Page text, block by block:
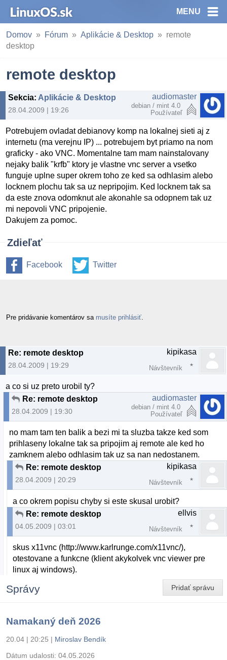
MENU
Domov Fórum Aplikácie & Desktop
remote
desktop
remote desktop
Sekcia: Aplikácie & Desktop
28.04.2009 | 19:26
audiomaster
debian / mint 4.0
Používateľ
Potrebujem ovladat debianovy komp na lokalnej sieti aj z
internetu (ma verejnu IP) ... potrebujem byt priamo na nom
graficky - ako VNC. Momentalne tam mam nainstalovany
nejaky balik "krfb" ktory je vlastne vnc server a vsetko
funguje uplne super okrem toho ze ked sa odhlasim alebo
locknem plochu tak sa uz nepripojim. Ked locknem tak sa
da este znova odomknut ale akonahle sa odopnem tak uz
mi nepovoli VNC pripojenie.
Dakujem za pomoc.
Zdieľať
Facebook Twitter
Pre pridávanie komentárov sa musíte prihlásiť
Re: remote desktop
28.04.2009 | 19:29
kipikasa
Návštevník
a co si uz preto urobil ty?
Re: remote desktop
28.04.2009 | 19:30
audiomaster
debian / mint 4.0
Používateľ
no mam tam ten balik a bezi mi ta sluzba takze ked som
prihlaseny lokalne tak sa pripojim aj remote ale ked ho
zamknem alebo odhlasim tak uz sa nan nedostanem.
Re: remote desktop
28.04.2009 | 20:29
kipikasa
Návštevník
a co okrem popisu chyby si este skusal urobit?
Re: remote desktop
04.05.2009 | 03:01
ellvis
Návštevník
skus x11vnc (http://www.karlrunge.com/x11vnc/),
otestovane a funkcne (klient akykolvek vnc viewer pre
linux aj windows).
Pridať správu
Správy
Namakaný deň 2026
20.04 | 20:25 | Miroslav Bendík
Dátum udalosti: 04.05.2026